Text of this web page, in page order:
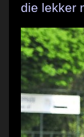
die lekker